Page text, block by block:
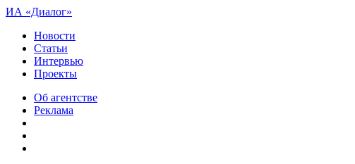
ИА «Диалог»
Новости
Статьи
Интервью
Проекты
Об агентстве
Реклама